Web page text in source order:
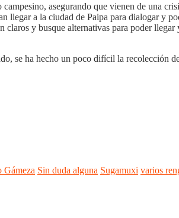
asegurando que vienen de una
llegar a la ciudad de Paipa para dialogar y
y busque alternativas para poder llegar
se ha hecho un poco difícil la recolección
Gámeza Sin duda alguna Sugamuxi varios